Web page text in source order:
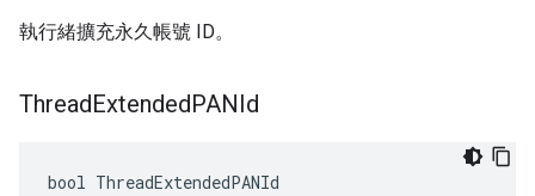
執行緒擴充永久帳號 ID。
ThreadExtendedPANId
bool ThreadExtendedPANId